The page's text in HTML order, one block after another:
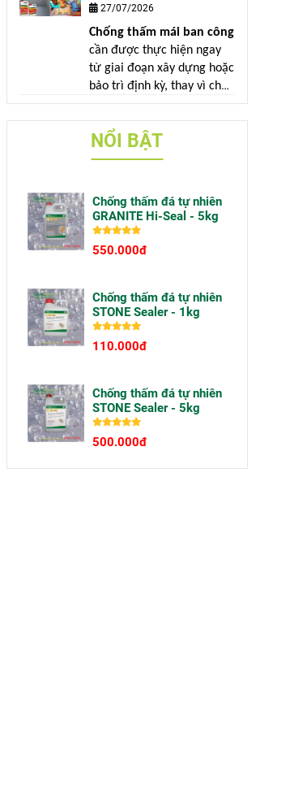
trị thẩm mỹ cho ngôi nhà.
Thực tế cho thấy, phần lớn
các công trình bị thấm dột
không phải vì thi công kém,
mà do sử dụng vật liệu
27/07/2026
Chống thấm mái ban công
cần được thực hiện ngay
từ giai đoạn xây dựng hoặc
bảo trì định kỳ, thay vì chờ
đến khi công trình xuất
hiện dấu hiệu hư hỏng.
NỔI BẬT
Chống thấm đá tự nhiên
GRANITE Hi-Seal - 5kg
550.000đ
Chống thấm đá tự nhiên
STONE Sealer - 1kg
110.000đ
Chống thấm đá tự nhiên
STONE Sealer - 5kg
500.000đ